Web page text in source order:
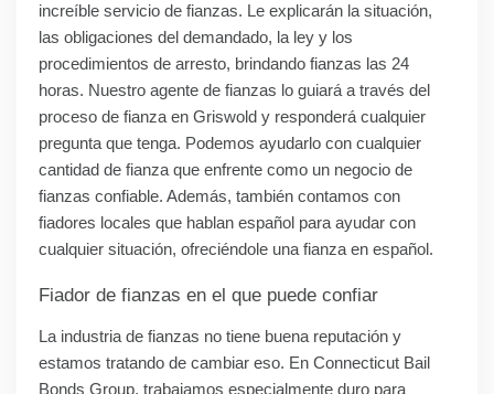
increíble servicio de fianzas. Le explicarán la situación,
las obligaciones del demandado, la ley y los
procedimientos de arresto, brindando fianzas las 24
horas. Nuestro agente de fianzas lo guiará a través del
proceso de fianza en Griswold y responderá cualquier
pregunta que tenga. Podemos ayudarlo con cualquier
cantidad de fianza que enfrente como un negocio de
fianzas confiable. Además, también contamos con
fiadores locales que hablan español para ayudar con
cualquier situación, ofreciéndole una fianza en español.
Fiador de fianzas en el que puede confiar
La industria de fianzas no tiene buena reputación y
estamos tratando de cambiar eso. En Connecticut Bail
Bonds Group, trabajamos especialmente duro para